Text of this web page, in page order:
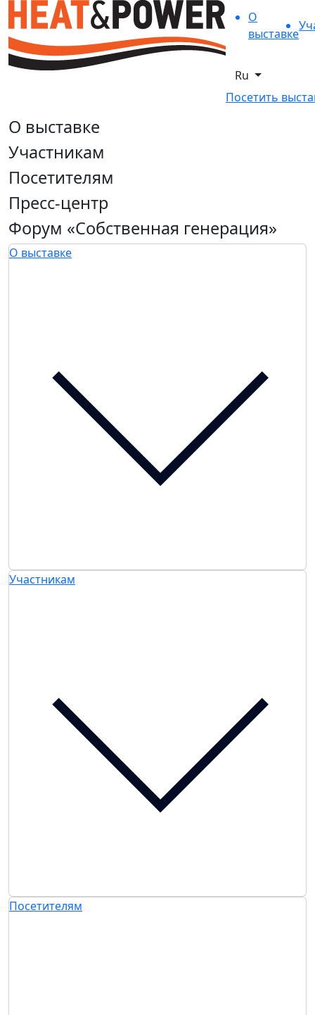
О
выставке
Ru
Посетить
О выставке
Участникам
Посетителям
Пресс-центр
Форум «Собственная генерация»
О выставке
Участникам
Посетителям